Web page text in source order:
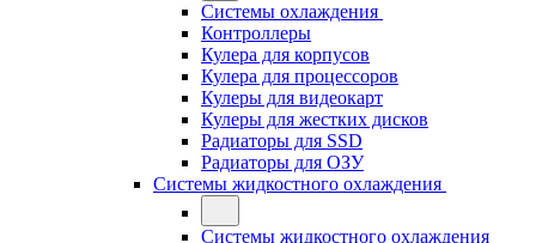
Системы охлаждения
Контроллеры
Кулера для корпусов
Кулера для процессоров
Кулеры для видеокарт
Кулеры для жестких дисков
Радиаторы для SSD
Радиаторы для ОЗУ
Системы жидкостного охлаждения
Системы жидкостного охлаждения